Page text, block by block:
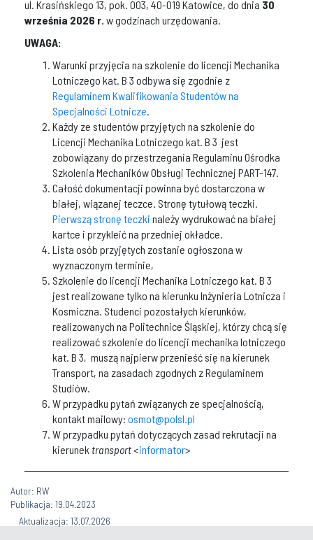
ul. Krasińskiego 13, pok. 003, 40-019 Katowice, do dnia 30
września 2026 r. w godzinach urzędowania.
UWAGA:
Warunki przyjęcia na szkolenie do licencji Mechanika
Lotniczego kat. B 3 odbywa się zgodnie z
Regulaminem Kwalifikowania Studentów na
Specjalności Lotnicze.
Każdy ze studentów przyjętych na szkolenie do
Licencji Mechanika Lotniczego kat. B 3 jest
zobowiązany do przestrzegania Regulaminu Ośrodka
Szkolenia Mechaników Obsługi Technicznej PART-147.
Całość dokumentacji powinna być dostarczona w
białej, wiązanej teczce. Stronę tytułową teczki.
Pierwszą stronę teczki należy wydrukować na białej
kartce i przykleić na przedniej okładce.
Lista osób przyjętych zostanie ogłoszona w
wyznaczonym terminie,
Szkolenie do licencji Mechanika Lotniczego kat. B 3
jest realizowane tylko na kierunku Inżynieria Lotnicza i
Kosmiczna. Studenci pozostałych kierunków,
realizowanych na Politechnice Śląskiej, którzy chcą się
realizować szkolenie do licencji mechanika lotniczego
kat. B 3, muszą najpierw przenieść się na kierunek
Transport, na zasadach zgodnych z Regulaminem
Studiów.
W przypadku pytań związanych ze specjalnością,
kontakt mailowy: osmot@polsl.pl
W przypadku pytań dotyczących zasad rekrutacji na
kierunek transport<informator>
Autor: RW
Publikacja: 19.04.2023
Aktualizacja: 13.07.2026